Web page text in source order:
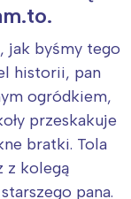
jak byśmy tego
historii, pan
ogródkiem,
przeskakuje
bratki. Tola
z kolegą
pana.